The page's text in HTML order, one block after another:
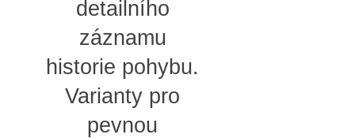
detailního
záznamu
historie pohybu.
Varianty pro
pevnou